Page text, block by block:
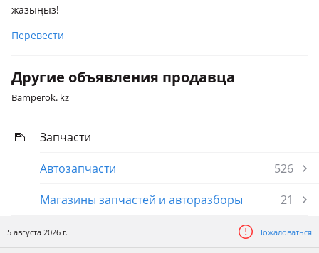
жазыңыз!
Перевести
Другие объявления продавца
Bamperok. kz
Запчасти
Автозапчасти
526
Магазины запчастей и авторазборы
21
5 августа 2026 г. Пожаловаться